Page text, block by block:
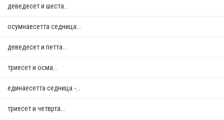
деведесет и шеста...
осумнaесетта седница...
деведесет и петта...
триесет и осма...
единаесетта седница -...
триесет и четврта...